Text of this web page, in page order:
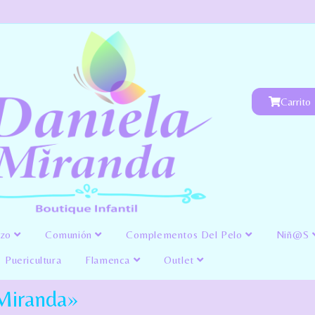
Carrito
Comunión Complementos Del Pelo Niñ@s
Puericultura Flamenca Outlet